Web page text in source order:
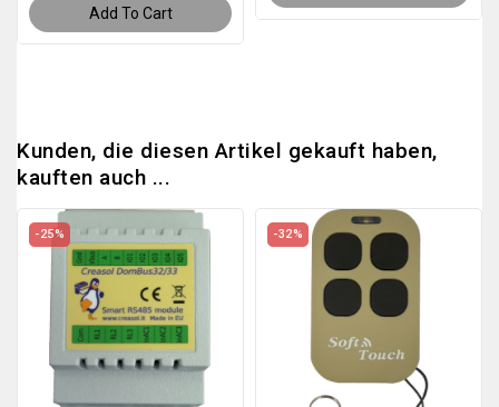
Add To Cart
Kunden, die diesen Artikel gekauft haben,
kauften auch ...
-25% -32%